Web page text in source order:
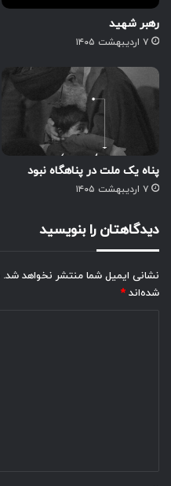
رهبر شهید
۷ اردیبهشت ۱۴۰۵
پناه یک ملت در پناهگاه نبود
۷ اردیبهشت ۱۴۰۵
دیدگاهتان را بنویسید
نشانی ایمیل شما منتشر نخواهد شد.
شده‌اند *